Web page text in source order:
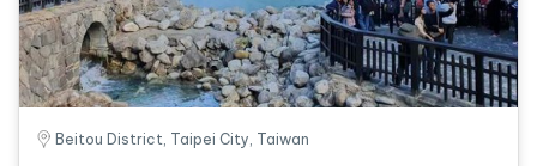
Beitou District, Taipei City, Taiwan